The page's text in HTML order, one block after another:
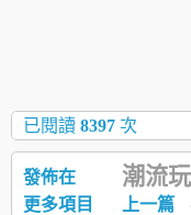
已閱讀 8397 次
發佈在 潮流
更多項目 上一篇